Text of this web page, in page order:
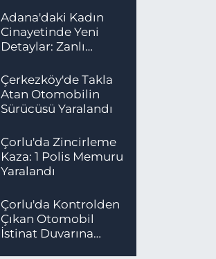
Adana'daki Kadın
Cinayetinde Yeni
Detaylar: Zanlı
Yakalandı
Çerkezköy'de Takla
Atan Otomobilin
Sürücüsü Yaralandı
Çorlu'da Zincirleme
Kaza: 1 Polis Memuru
Yaralandı
Çorlu'da Kontrolden
Çıkan Otomobil
İstinat Duvarına